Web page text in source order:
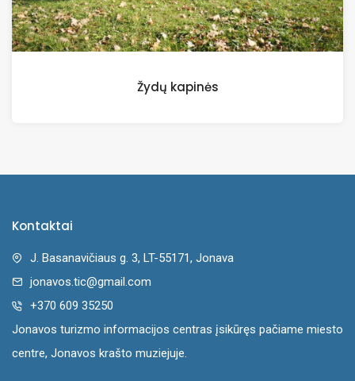
Žydų kapinės
Kontaktai
J. Basanavičiaus g. 3, LT-55171, Jonava
jonavos.tic@gmail.com
+370 609 35250
Jonavos turizmo informacijos centras įsikūręs pačiame miesto
centre, Jonavos krašto muziejuje.